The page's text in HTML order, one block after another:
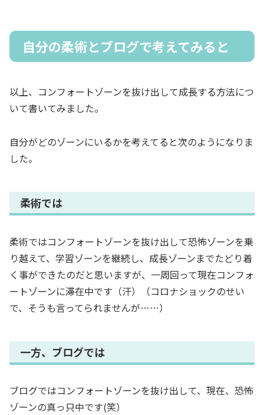
自分の柔術とブログで考えてみると
以上、コンフォートゾーンを抜け出して成長する方法につ
いて書いてみました。
自分がどのゾーンにいるかを考えてると次のようになりま
した。
柔術では
柔術ではコンフォートゾーンを抜け出して恐怖ゾーンを乗
り越えて、学習ゾーンを継続し、成長ゾーンまでたどり着
く事ができたのだと思いますが、一周回って現在コンフォ
ートゾーンに滞在中です（汗）（コロナショックのせい
で、そうも言ってられませんが……）
一方、ブログでは
ブログではコンフォートゾーンを抜け出して、現在、恐怖
ゾーンの真っ只中です(笑）